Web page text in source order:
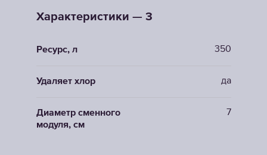
Характеристики — 3
Ресурс, л 350
Удаляет хлор да
Диаметр сменного
модуля, см
7